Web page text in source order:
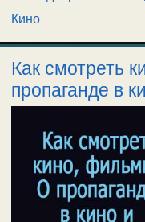
Кино
Как смотреть
пропаганде в